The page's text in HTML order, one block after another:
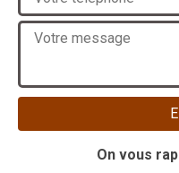
On vous